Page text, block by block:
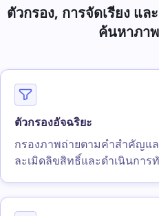
ตัวกรอง, การจัดเรียง แ
ค้นหาภา
ตัวกรองอัจฉริยะ
กรองภาพถ่ายตามคำสำคัญแล
ละเมิดลิขสิทธิ์และดำเนินการ